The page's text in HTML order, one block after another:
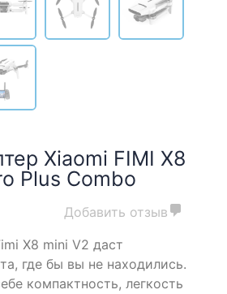
Xiaomi FIMI X8
Plus Combo
Добавить отзыв
X8 mini V2 даст
где бы вы не находились.
компактность, легкость